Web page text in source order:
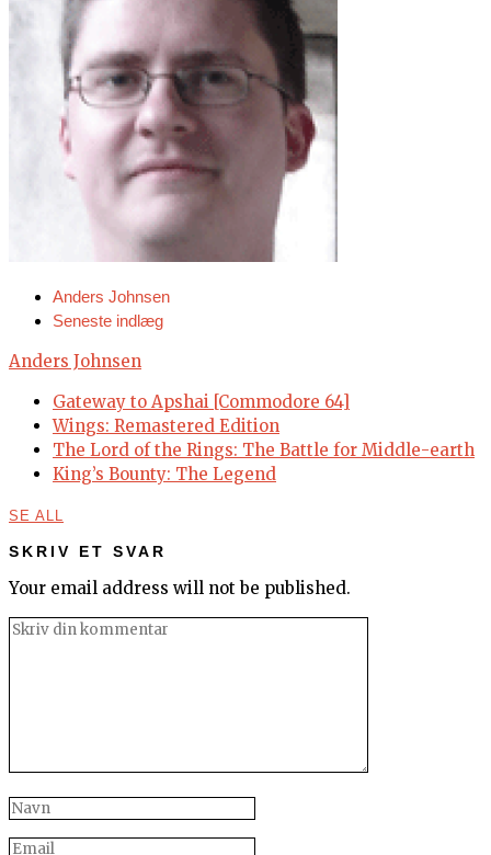
Anders Johnsen
Seneste indlæg
Anders Johnsen
Gateway to Apshai [Commodore 64]
Wings: Remastered Edition
The Lord of the Rings: The Battle for Middle-earth
King’s Bounty: The Legend
SE ALL
SKRIV ET SVAR
Your email address will not be published.